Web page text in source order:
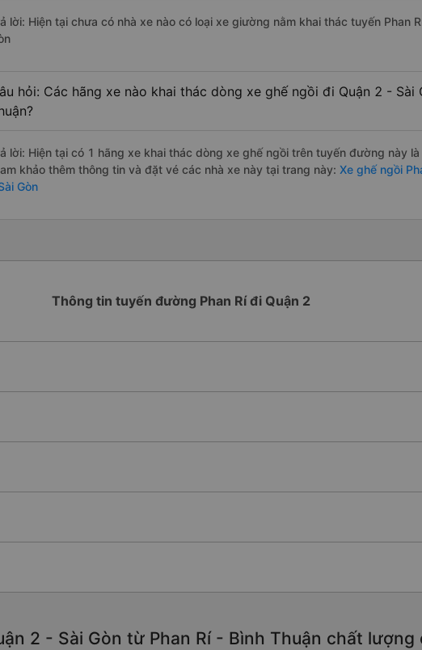
lời: Hiện tại chưa có nhà xe nào có loại xe giường nằm khai thác tuyến Phan
hỏi: Các hãng xe nào khai thác dòng xe ghế ngồi đi Quận 2 - Sài
lời: Hiện tại có 1 hãng xe khai thác dòng xe ghế ngồi trên tuyến đường này
khảo thêm thông tin và đặt vé các nhà xe này tại trang này: Xe ghế ngồi
Gòn
Thông tin tuyến đường Phan Rí đi Quận 2
2 - Sài Gòn từ Phan Rí - Bình Thuận chất